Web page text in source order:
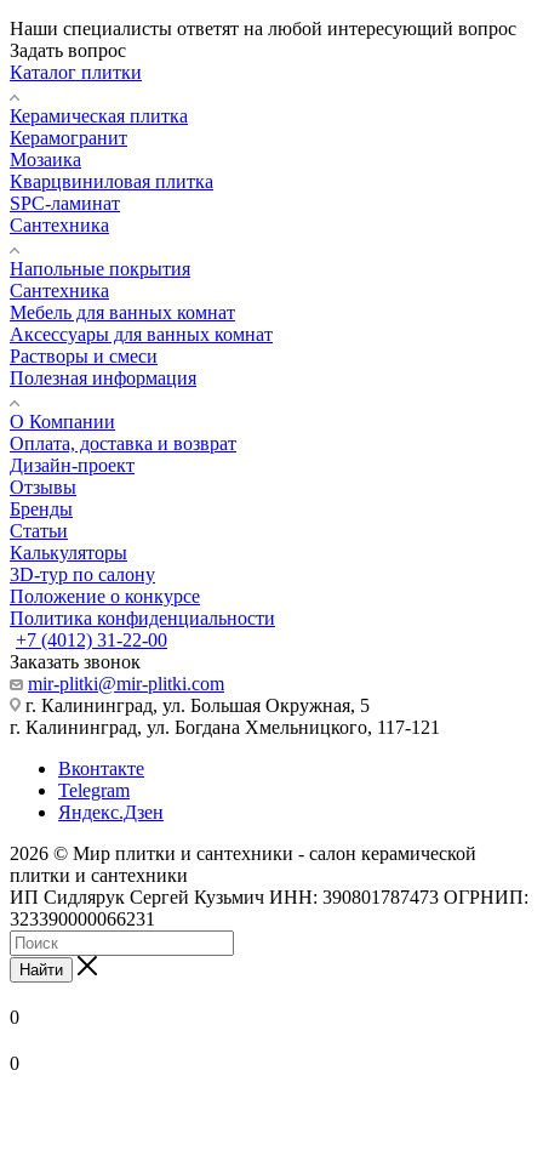
Наши специалисты ответят на любой интересующий вопрос
Задать вопрос
Каталог плитки
Керамическая плитка
Керамогранит
Мозаика
Кварцвиниловая плитка
SPC-ламинат
Сантехника
Напольные покрытия
Сантехника
Мебель для ванных комнат
Аксессуары для ванных комнат
Растворы и смеси
Полезная информация
О Компании
Оплата, доставка и возврат
Дизайн-проект
Отзывы
Бренды
Статьи
Калькуляторы
3D-тур по салону
Положение о конкурсе
Политика конфиденциальности
+7 (4012) 31-22-00
Заказать звонок
mir-plitki@mir-plitki.com
г. Калининград, ул. Большая Окружная, 5
г. Калининград, ул. Богдана Хмельницкого, 117-121
Вконтакте
Telegram
Яндекс.Дзен
2026 © Мир плитки и сантехники - салон керамической
плитки и сантехники
ИП Сидлярук Сергей Кузьмич ИНН: 390801787473 ОГРНИП:
323390000066231
Найти
0
0